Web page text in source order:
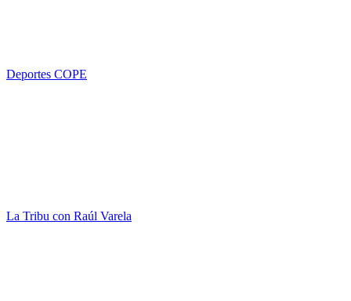
Deportes COPE
La Tribu con Raúl Varela